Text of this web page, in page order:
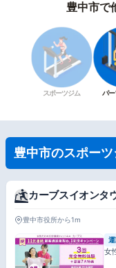
豊中市で
スポーツジム パー
豊中市のスポー
カーブスイオンタ
豊中市役所から1m
女